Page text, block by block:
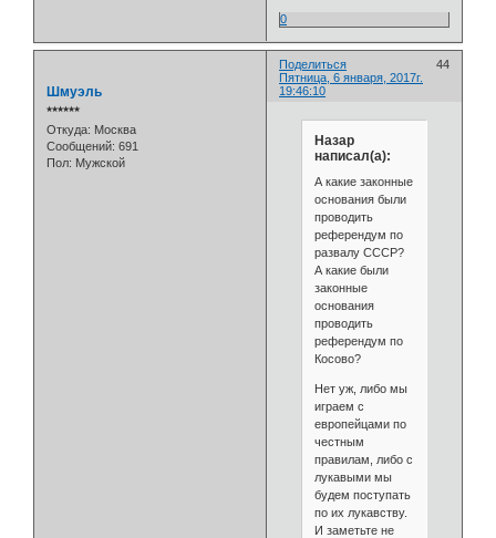
0
Поделиться
44
Пятница, 6 января, 2017г.
19:46:10
Шмуэль
⭒⭒⭒⭒⭒⭒
Откуда: Москва
Сообщений: 691
Пол: Мужской
Назар
написал(а):
А какие законные
основания были
проводить
референдум по
развалу СССР?
А какие были
законные
основания
проводить
референдум по
Косово?
Нет уж, либо мы
играем с
европейцами по
честным
правилам, либо с
лукавыми мы
будем поступать
по их лукавству.
И заметьте не